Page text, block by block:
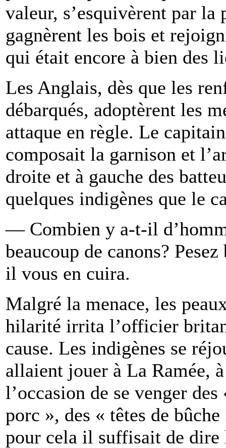
valeur, s’esquivèrent par
gagnèrent les bois et
qui était encore à bien des
Les Anglais, dès que les
débarqués, adoptèrent les
attaque en règle. Le
composait la garnison et
droite et à gauche des
quelques indigènes que le
— Combien y a-t-il
beaucoup de canons?
il vous en cuira.
Malgré la menace, les
hilarité irrita l’officier
cause. Les indigènes se
allaient jouer à La Ramée,
l’occasion de se venger
porc », des « têtes de
pour cela il suffisait de